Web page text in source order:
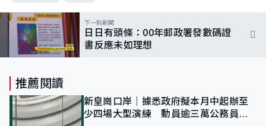
下一則新聞
日日有頭條：00年郵政署發數碼證
書反應未如理想
推薦閱讀
新皇崗口岸｜據悉政府擬本月中起辦至
少四場大型演練 動員逾三萬公務員人